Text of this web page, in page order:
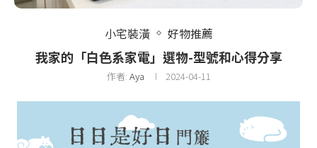
小宅裝潢 好物推薦
我家的「白色系家電」選物-型號和心得分享
作者: Aya 2024-04-11